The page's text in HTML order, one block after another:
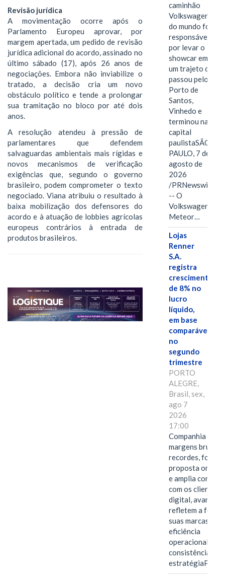
Revisão jurídica
A movimentação ocorre após o
Parlamento Europeu aprovar, por
margem apertada, um pedido de revisão
jurídica adicional do acordo, assinado no
último sábado (17), após 26 anos de
negociações. Embora não inviabilize o
tratado, a decisão cria um novo
obstáculo político e tende a prolongar
sua tramitação no bloco por até dois
anos.
A resolução atendeu à pressão de
parlamentares que defendem
salvaguardas ambientais mais rígidas e
novos mecanismos de verificação
exigências que, segundo o governo
brasileiro, podem comprometer o texto
negociado. Viana atribuiu o resultado à
baixa mobilização dos defensores do
acordo e à atuação de lobbies agrícolas
europeus contrários à entrada de
produtos brasileiros.
caminhão
Volkswagen
do mundo foi
responsável
por levar o
showcar em
um trajeto que
passou pelo
Porto de
Santos,
Vinhedo e
terminou na
capital
paulistaSÃO
PAULO, 7 de
agosto de
2026
/PRNewswire/
-- O
Volkswagen
Meteor…
Lojas
Renner
S.A.
registra
crescimento
de 8% no
lucro
líquido,
em base
comparável,
no
segundo
trimestre
PORTO
ALEGRE,
Brasil, sex,
ago 7
2026
17:00
Companhia
margens brutas
recordes,
proposta
e amplia
com os clientes
digital, avanços
refletem a força
suas marcas, a
eficiência
operacional e a
consistência de